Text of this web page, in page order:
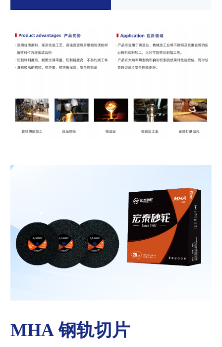
MHA 钢轨切片